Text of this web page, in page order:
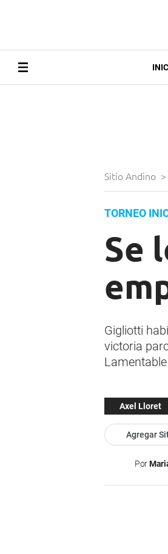
Sitio Andino >
TORNEO
Se
Gigliotti
victoria
Axel Lloret
Agregar
Por